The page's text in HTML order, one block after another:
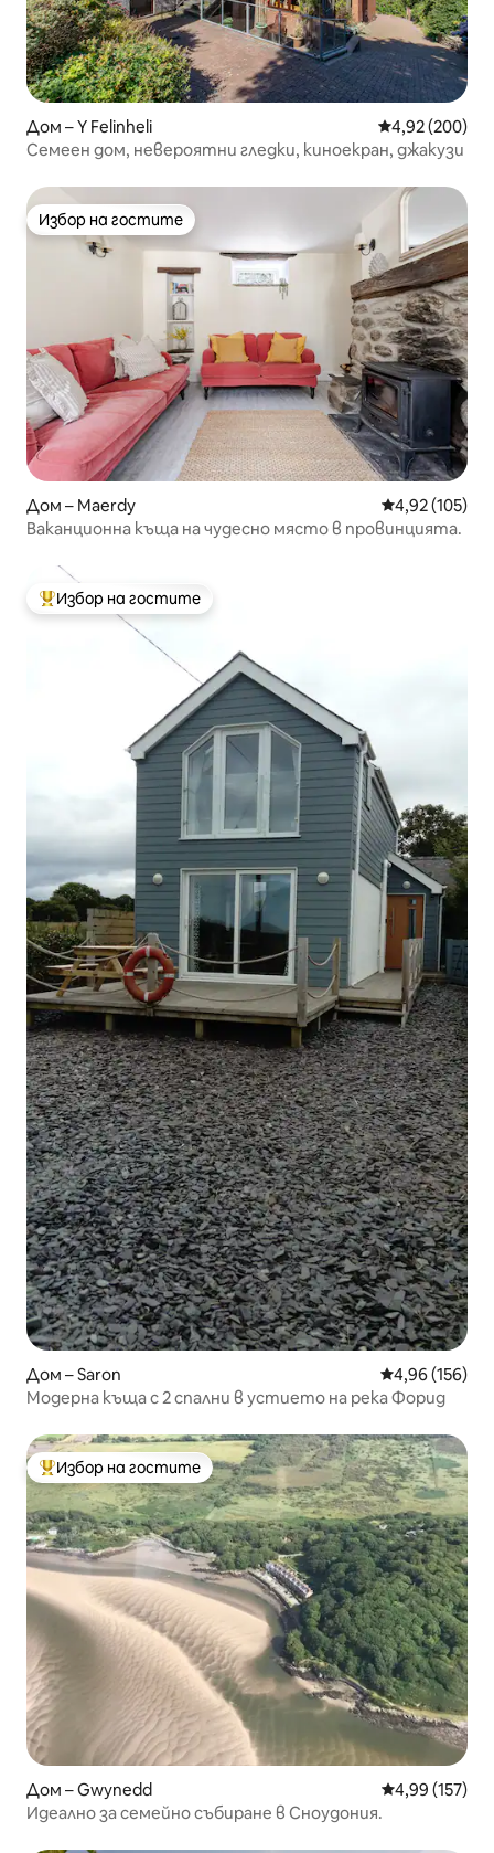
Дом – Y Felinheli Средна
4,92 (200)
Семеен дом, невероятни гледки, киноекран, джакузи
Избор на гостите
Избор на гостите
Дом – Maerdy Средна
4,92 (105)
Ваканционна къща на чудесно място в провинцията.
Най-популярен избор на гостите
Избор на гостите
Дом – Saron Средна
4,96 (156)
Модерна къща с 2 спални в устието на река Форид
Най-популярен избор на гостите
Избор на гостите
Дом – Gwynedd Средна
4,99 (157)
Идеално за семейно събиране в Сноудония.